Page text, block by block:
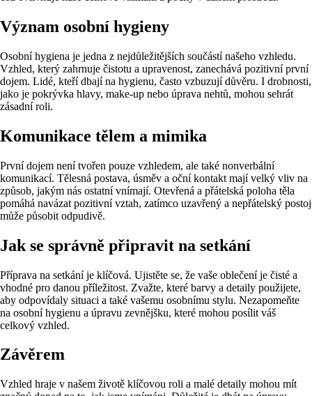
Význam osobní hygieny
Osobní hygiena je jedna z nejdůležitějších součástí našeho vzhledu.
Vzhled, který zahrnuje čistotu a upravenost, zanechává pozitivní první
dojem. Lidé, kteří dbají na hygienu, často vzbuzují důvěru. I drobnosti,
jako je pokrývka hlavy, make-up nebo úprava nehtů, mohou sehrát
zásadní roli.
Komunikace tělem a mimika
První dojem není tvořen pouze vzhledem, ale také nonverbální
komunikací. Tělesná postava, úsměv a oční kontakt mají velký vliv na
způsob, jakým nás ostatní vnímají. Otevřená a přátelská poloha těla
pomáhá navázat pozitivní vztah, zatímco uzavřený a nepřátelský postoj
může působit odpudivě.
Jak se správně připravit na setkání
Příprava na setkání je klíčová. Ujistěte se, že vaše oblečení je čisté a
vhodné pro danou příležitost. Zvažte, které barvy a detaily použijete,
aby odpovídaly situaci a také vašemu osobnímu stylu. Nezapomeňte
na osobní hygienu a úpravu zevnějšku, které mohou posílit váš
celkový vzhled.
Závěrem
Vzhled hraje v našem životě klíčovou roli a malé detaily mohou mít